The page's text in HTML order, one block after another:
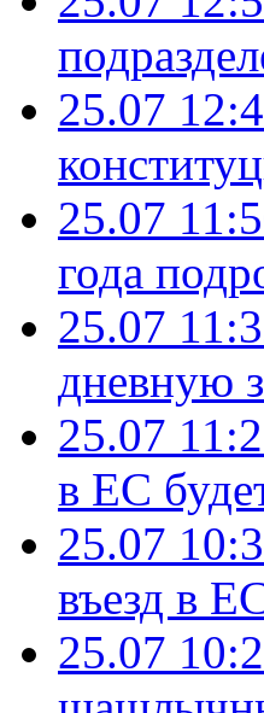
25.07
25.07
года
25.07
дневную
25.07
в ЕС
25.07
въезд в
25.07